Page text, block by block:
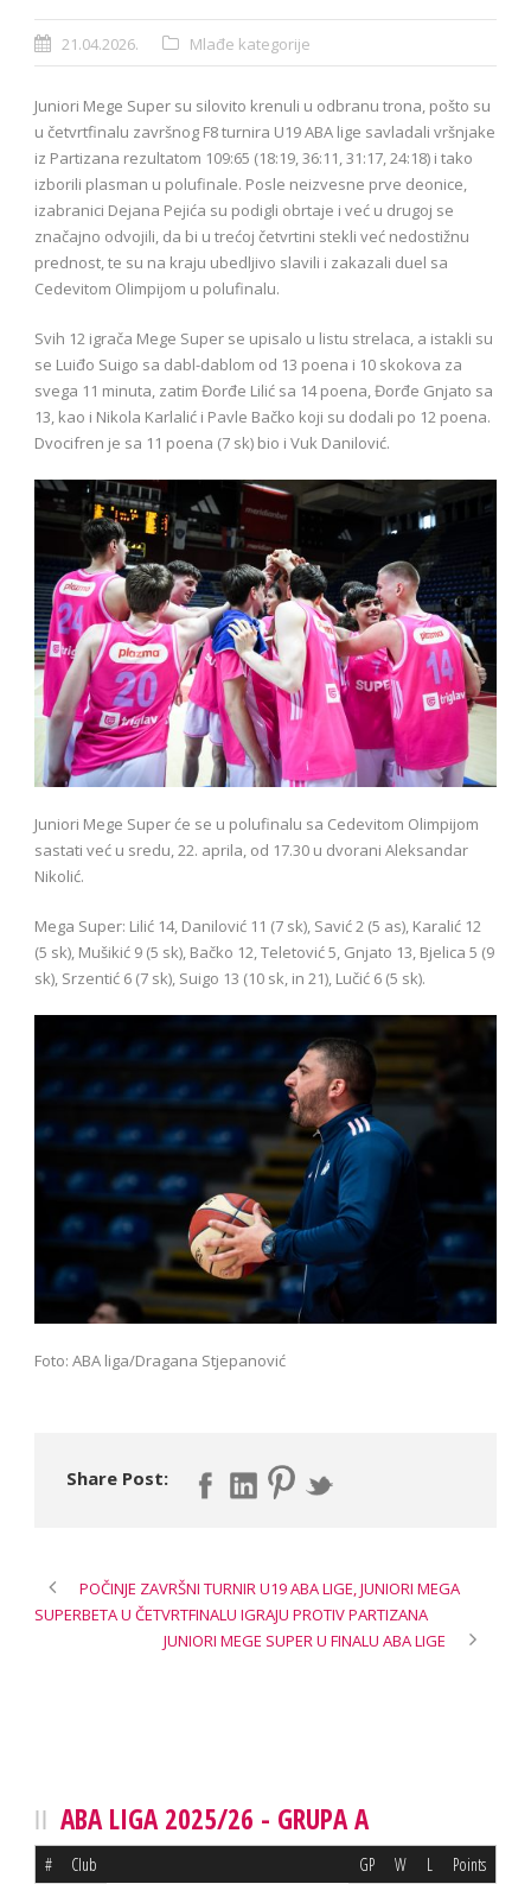
21.04.2026. Mlađe kategorije
Juniori Mege Super su silovito krenuli u odbranu trona, pošto su
u četvrtfinalu završnog F8 turnira U19 ABA lige savladali vršnjake
iz Partizana rezultatom 109:65 (18:19, 36:11, 31:17, 24:18) i tako
izborili plasman u polufinale. Posle neizvesne prve deonice,
izabranici Dejana Pejića su podigli obrtaje i već u drugoj se
značajno odvojili, da bi u trećoj četvrtini stekli već nedostižnu
prednost, te su na kraju ubedljivo slavili i zakazali duel sa
Cedevitom Olimpijom u polufinalu.
Svih 12 igrača Mege Super se upisalo u listu strelaca, a istakli su
se Luiđo Suigo sa dabl-dablom od 13 poena i 10 skokova za
svega 11 minuta, zatim Đorđe Lilić sa 14 poena, Đorđe Gnjato sa
13, kao i Nikola Karlalić i Pavle Bačko koji su dodali po 12 poena.
Dvocifren je sa 11 poena (7 sk) bio i Vuk Danilović.
Juniori Mege Super će se u polufinalu sa Cedevitom Olimpijom
sastati već u sredu, 22. aprila, od 17.30 u dvorani Aleksandar
Nikolić.
Mega Super: Lilić 14, Danilović 11 (7 sk), Savić 2 (5 as), Karalić 12
(5 sk), Mušikić 9 (5 sk), Bačko 12, Teletović 5, Gnjato 13, Bjelica 5 (9
sk), Srzentić 6 (7 sk), Suigo 13 (10 sk, in 21), Lučić 6 (5 sk).
Foto: ABA liga/Dragana Stjepanović
Share Post:
POČINJE ZAVRŠNI TURNIR U19 ABA LIGE, JUNIORI MEGA
SUPERBETA U ČETVRTFINALU IGRAJU PROTIV PARTIZANA
JUNIORI MEGE SUPER U FINALU ABA LIGE
ABA LIGA 2025/26 - GRUPA A
# Club GP W L Points